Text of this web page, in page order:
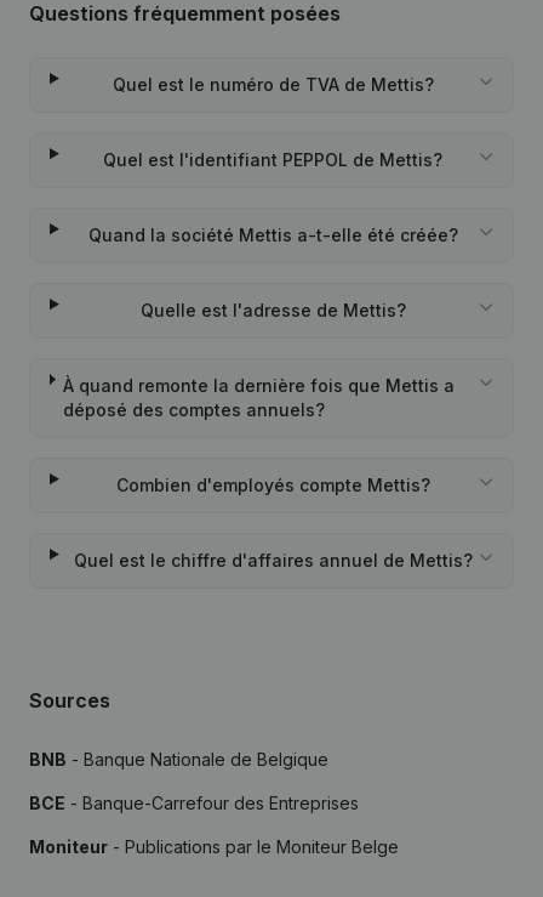
Questions fréquemment posées
Quel est le numéro de TVA de Mettis?
Quel est l'identifiant PEPPOL de Mettis?
Quand la société Mettis a-t-elle été créée?
Quelle est l'adresse de Mettis?
À quand remonte la dernière fois que Mettis a
déposé des comptes annuels?
Combien d'employés compte Mettis?
Quel est le chiffre d'affaires annuel de Mettis?
Sources
BNB - Banque Nationale de Belgique
BCE - Banque-Carrefour des Entreprises
Moniteur - Publications par le Moniteur Belge